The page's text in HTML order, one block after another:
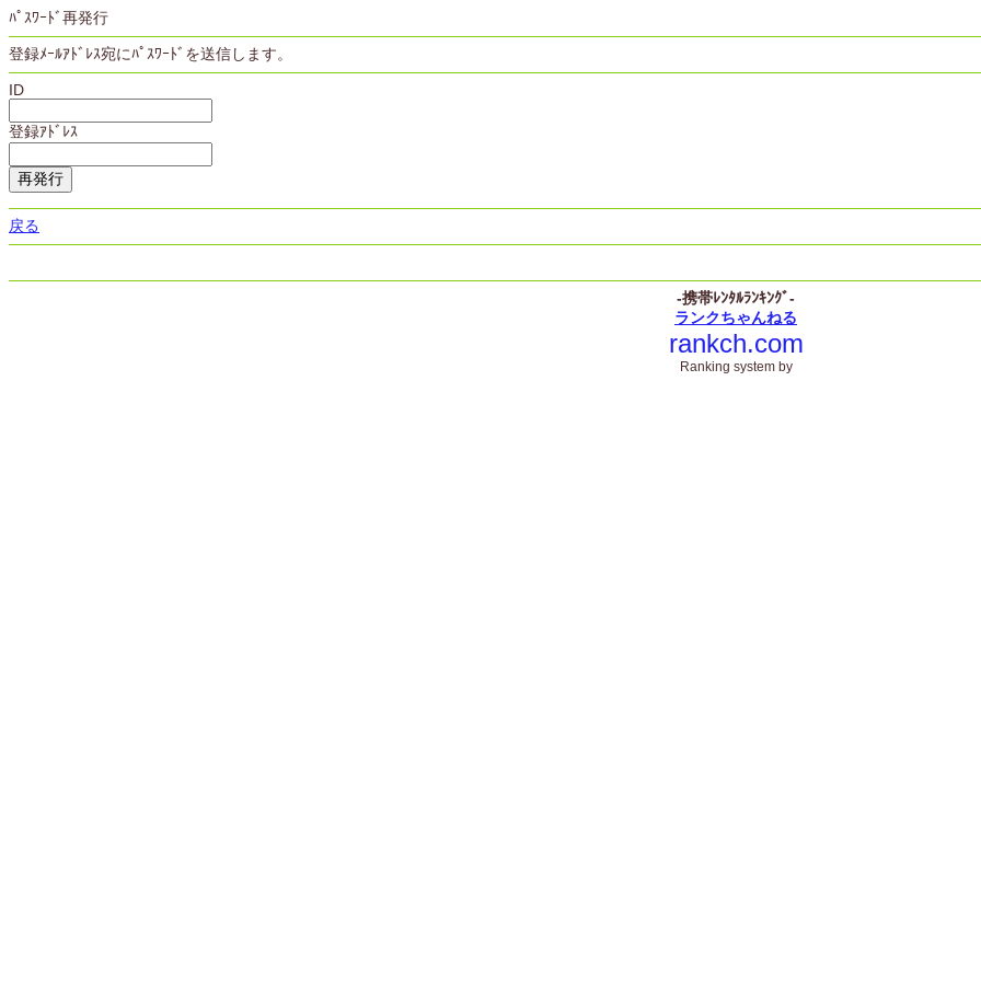
ﾊﾟｽﾜｰﾄﾞ再発行
登録ﾒｰﾙｱﾄﾞﾚｽ宛にﾊﾟｽﾜｰﾄﾞを送信します。
ID
登録ｱﾄﾞﾚｽ
戻る
-携帯ﾚﾝﾀﾙﾗﾝｷﾝｸﾞ-
ランクちゃんねる
rankch.com
Ranking system by